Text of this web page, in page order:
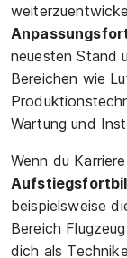
neuesten Stand
Bereichen wie
Wartung und
Wenn du
beispielsweise
Bereich
dich als